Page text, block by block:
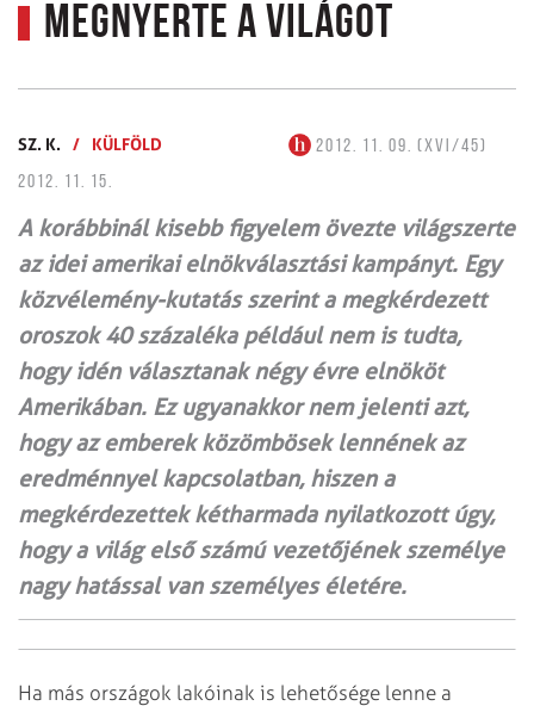
Megnyerte a világot
SZ. K. / KÜLFÖLD
2012. 11. 09. (XVI/45)
2012. 11. 15.
A korábbinál kisebb figyelem övezte világszerte
az idei amerikai elnökválasztási kampányt. Egy
közvélemény-kutatás szerint a megkérdezett
oroszok 40 százaléka például nem is tudta,
hogy idén választanak négy évre elnököt
Amerikában. Ez ugyanakkor nem jelenti azt,
hogy az emberek közömbösek lennének az
eredménnyel kapcsolatban, hiszen a
megkérdezettek kétharmada nyilatkozott úgy,
hogy a világ első számú vezetőjének személye
nagy hatással van személyes életére.
Ha más országok lakóinak is lehetősége lenne a